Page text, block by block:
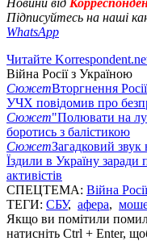
Підписуйтесь на наші
WhatsApp
Читайте
Війна Росії з Україною
СюжетВторгнення
УЧХ повідомив про
Сюжет"Полювати на
боротись з балістикою
СюжетЗагадковий
Їздили в Україну
активістів
СПЕЦТЕМА: Війна
ТЕГИ: СБУ, афера,
Якщо ви помітили
натисніть Ctrl + Enter,